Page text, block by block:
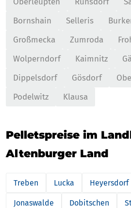
Bornshain
Selleris
Großmecka
Zumroda
Wolperndorf
Kaimnitz
Dippelsdorf
Gösdorf
Podelwitz
Klausa
Pelletspreise im
Altenburger Land
Treben Lucka Heyersdorf
Jonaswalde Dobitschen